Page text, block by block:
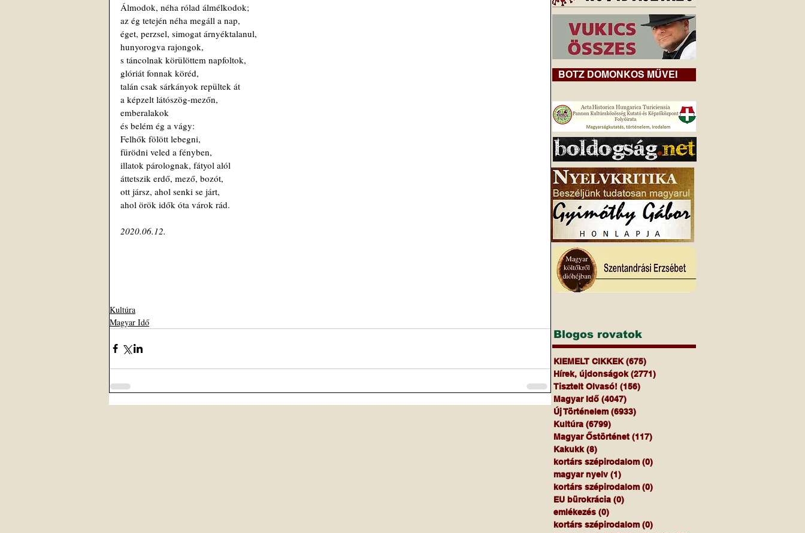
Álmodok, néha rólad álmélkodok;
az ég tetején néha megáll a nap,
éget, perzsel, simogat árnyéktalanul,
hunyorogva rajongok,
s táncolnak körülöttem napfoltok,
glóriát fonnak köréd,
talán csak sárkányok repültek át
a képzelt látószög-mezőn,
emberalakok
és belém ég a vágy:
Felhők fölött lebegni,
fürödni veled a fényben,
illatok párolognak, fátyol alól
áttetszik erdő, mező, bozót,
ott jársz, ahol senki se járt,
ahol örök idők óta várok rád.
2020.06.12.
Kultúra
Magyar Idő
BOTZ DOMONKOS MŰVEI
Blogos rovatok
KIEMELT CIKKEK (675)
Hírek, újdonságok (2771)
Tisztelt Olvasó! (156)
Magyar Idő (4047)
Új Történelem (6933)
Kultúra (6799)
Magyar Őstörténet (117)
Kakukk (8)
kortárs szépirodalom (0)
magyar nyelv (1)
kortárs szépirodalom (0)
EU bürokrácia (0)
emlékezés (0)
kortárs szépirodalom (0)